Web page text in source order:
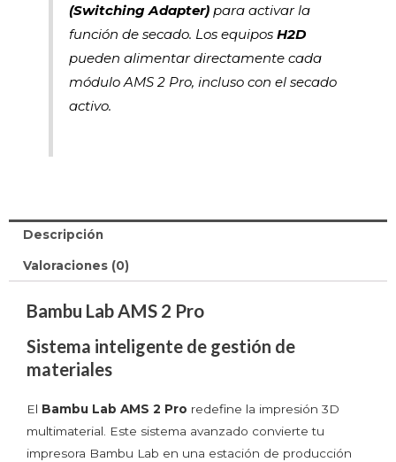
(Switching Adapter) para activar la
función de secado. Los equiposH2D
pueden alimentar directamente cada
módulo AMS 2 Pro, incluso con el secado
activo.
Descripción
Valoraciones (0)
Bambu Lab AMS 2 Pro
Sistema inteligente de gestión de
materiales
El Bambu Lab AMS 2 Pro redefine la impresión 3D
multimaterial. Este sistema avanzado convierte tu
impresora Bambu Lab en una estación de producción